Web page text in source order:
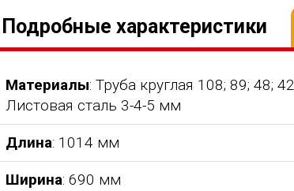
Подробные характеристики
Материалы: Труба круглая 108; 89; 48;
Листовая сталь 3-4-5 мм
Длина: 1014 мм
Ширина: 690 мм